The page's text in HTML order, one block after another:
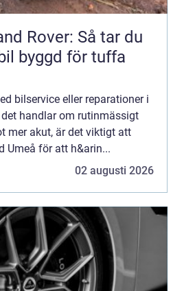
Rover: Så tar du
byggd för tuffa
bilservice eller reparationer i
handlar om rutinmässigt
mer akut, är det viktigt att
Umeå för att h&arin...
02 augusti 2026